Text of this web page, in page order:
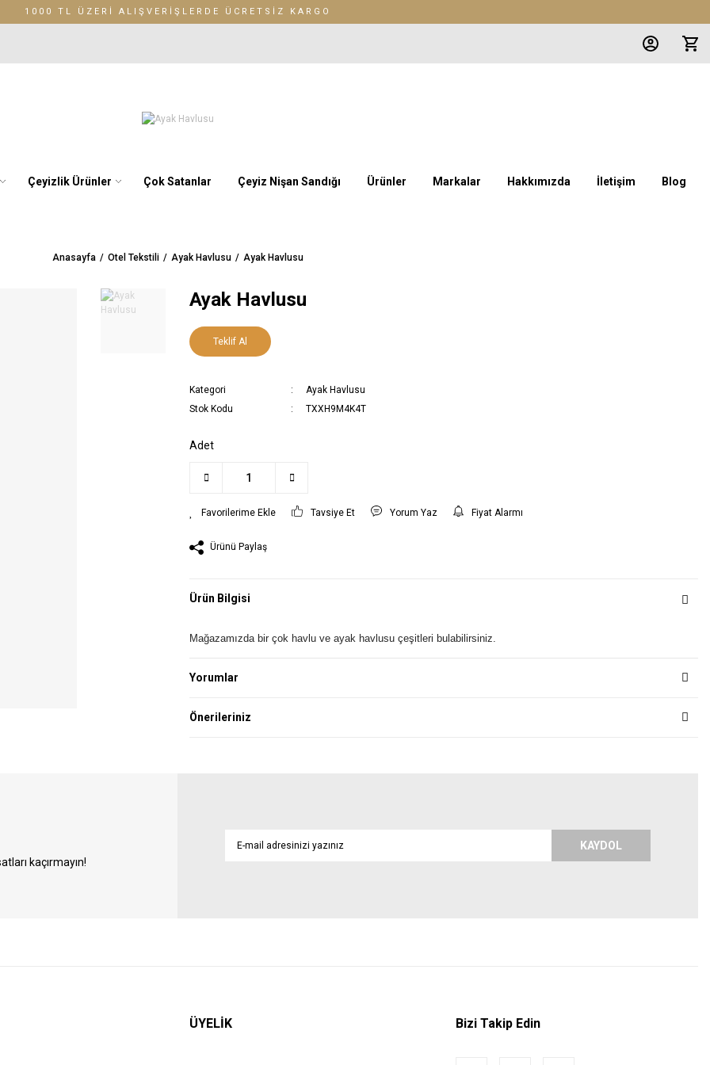
1000 TL ÜZERİ ALIŞVERİŞLERDE ÜCRETSİZ KARGO
Çeyizlik Ürünler Çok Satanlar Çeyiz Nişan Sandığı Ürünler Markalar Hakkımızda İletişim Blog
Anasayfa Otel Tekstili Ayak Havlusu Ayak Havlusu
Ayak Havlusu
Teklif Al
Kategori
Ayak Havlusu
Stok Kodu
TXXH9M4K4T
Adet
Tavsiye Et Yorum Yaz Fiyat Alarmı
Ürünü Paylaş
Ürün Bilgisi
Mağazamızda bir çok havlu ve ayak havlusu çeşitleri bulabilirsiniz.
Yorumlar
Önerileriniz
kaçırmayın!
KAYDOL
ÜYELİK Bizi Takip Edin